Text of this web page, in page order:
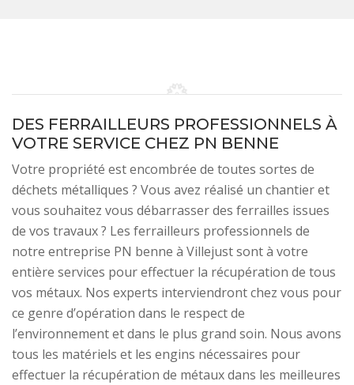
DES FERRAILLEURS PROFESSIONNELS À
VOTRE SERVICE CHEZ PN BENNE
Votre propriété est encombrée de toutes sortes de
déchets métalliques ? Vous avez réalisé un chantier et
vous souhaitez vous débarrasser des ferrailles issues
de vos travaux ? Les ferrailleurs professionnels de
notre entreprise PN benne à Villejust sont à votre
entière services pour effectuer la récupération de tous
vos métaux. Nos experts interviendront chez vous pour
ce genre d’opération dans le respect de
l’environnement et dans le plus grand soin. Nous avons
tous les matériels et les engins nécessaires pour
effectuer la récupération de métaux dans les meilleures